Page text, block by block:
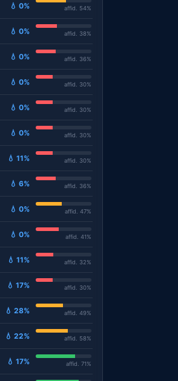
💧 0% affid. 54%
💧 0% affid. 38%
💧 0% affid. 36%
💧 0% affid. 30%
💧 0% affid. 30%
💧 0% affid. 30%
💧 11% affid. 30%
💧 6% affid. 36%
💧 0% affid. 47%
💧 0% affid. 41%
💧 11% affid. 32%
💧 17% affid. 30%
💧 28% affid. 49%
💧 22% affid. 58%
💧 17% affid. 71%